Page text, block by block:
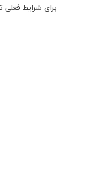
برای شرایط فعلی